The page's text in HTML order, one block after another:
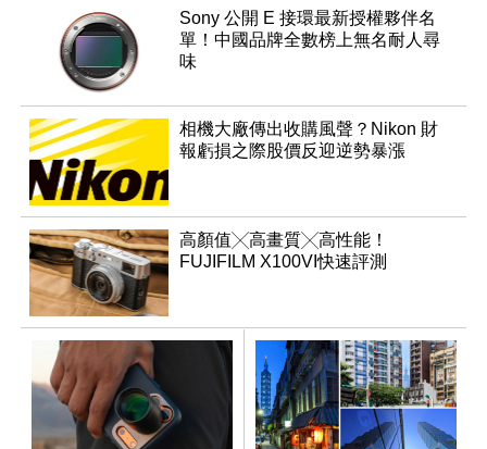
Sony 公開 E 接環最新授權夥伴名
單！中國品牌全數榜上無名耐人尋
味
相機大廠傳出收購風聲？Nikon 財
報虧損之際股價反迎逆勢暴漲
高顏值╳高畫質╳高性能！
FUJIFILM X100VI快速評測